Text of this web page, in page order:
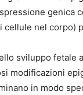
genica
nel corpo)
sviluppo fetale
modificazioni
in modo